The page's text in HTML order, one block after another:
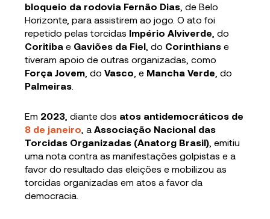
bloqueio da rodovia Fernão Dias , de Belo
Horizonte, para assistirem ao jogo. O ato foi
repetido pelas torcidas Império Alviverde , do
Coritiba e Gaviões da Fiel , do Corinthianse
tiveram apoio de outras organizadas, como
Força Jovem , doVasco , e Mancha Verde , do
Palmeiras
Em 2023 , diante dos atos antidemocráticos de
8 de janeiro , aAssociação Nacional das
Torcidas Organizadas (Anatorg Brasil) , emitiu
uma nota contra as manifestações golpistas e a
favor do resultado das eleições e mobilizou as
torcidas organizadas em atos a favor da
democracia.